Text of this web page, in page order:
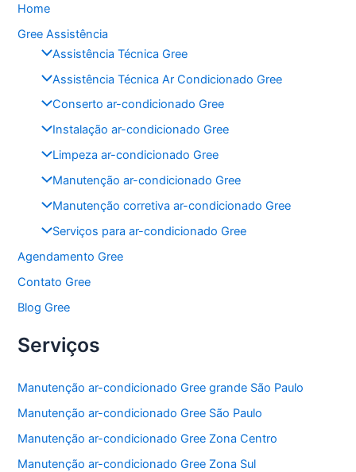
c
e
b
o
o
k
er s
A
p
p
l
e
Home
Gree Assistência
Assistência Técnica Gree
Assistência Técnica Ar Condicionado Gree
Conserto ar-condicionado Gree
Instalação ar-condicionado Gree
Limpeza ar-condicionado Gree
Manutenção ar-condicionado Gree
Manutenção corretiva ar-condicionado Gree
Serviços para ar-condicionado Gree
Agendamento Gree
Contato Gree
Blog Gree
Serviços
Manutenção ar-condicionado Gree grande São Paulo
Manutenção ar-condicionado Gree São Paulo
Manutenção ar-condicionado Gree Zona Centro
Manutenção ar-condicionado Gree Zona Sul